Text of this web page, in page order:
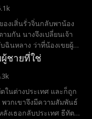
ทานสมรสจากฮ่องเต้อีก
อ๋องเซี่ยเยวียน ท่านอา
างดงาม แต่ได้รับบาดเจ็บ
ใหญ่จนไม่ได้สติ หลังจาก
งแล้ว เขาก็ฟื้นขึ้นมาอย่าง
ด้รับความเคารพ การ
จากเขา ทั้งสองค่อย ๆ
อกัน ในขณะที่รัชทายาท
ดจำเรื่องราวในชาติก่อน
สียใจที่สูญเสียเสิ่นเย่าไป
งบ้าคลั่ง...
งเสิ่นรั่วจิ่นกลับพาน้อง
มกัน นางจึงเปลี่ยนเจ้า
ฉินหลาง ว่าที่น้องเขยผู้
เสเพลแห่งเมืองหลวง
างถูกเขาแต่งเล่นๆ แม้คืน
นางไปเที่ยวหอคณิกา แต่
กูลแม่ทัพ ผู้มีใจใฝ่ใต้หล้า
รือนหลัง เมื่อพยัคฆ์สาว
ยศ ศึกแห่งอำนาจและ
ชายที่ใช่
ในต่างประเทศ และก็ถูก
วกเขาจึงมีความสัมพันธ์
งเธอกลับประเทศ ธีทัตก็